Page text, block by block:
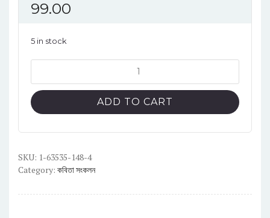
99.00
5 in stock
quantity
ADD TO CART
SKU: 1-63535-148-4
Category: কবিতা সংকলন